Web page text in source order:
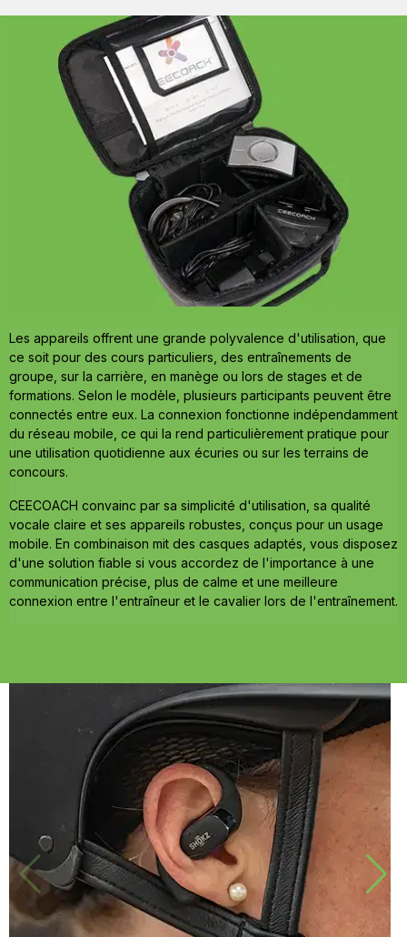
Les appareils offrent une grande polyvalence d'utilisation, que
ce soit pour des cours particuliers, des entraînements de
groupe, sur la carrière, en manège ou lors de stages et de
formations. Selon le modèle, plusieurs participants peuvent être
connectés entre eux. La connexion fonctionne indépendamment
du réseau mobile, ce qui la rend particulièrement pratique pour
une utilisation quotidienne aux écuries ou sur les terrains de
concours.
CEECOACH convainc par sa simplicité d'utilisation, sa qualité
vocale claire et ses appareils robustes, conçus pour un usage
mobile. En combinaison mit des casques adaptés, vous disposez
d'une solution fiable si vous accordez de l'importance à une
communication précise, plus de calme et une meilleure
connexion entre l'entraîneur et le cavalier lors de l'entraînement.